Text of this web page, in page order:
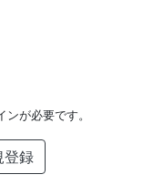
が必要です。
登録